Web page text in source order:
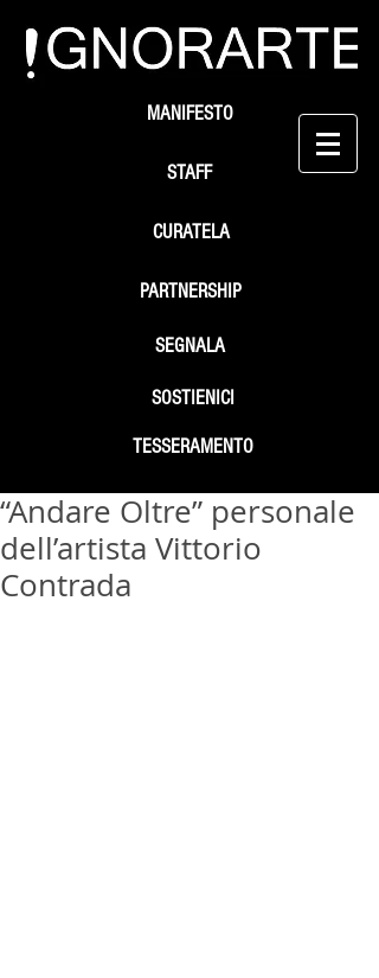
STAFF
SEGNALA
SOSTIENICI
MANIFESTO
PARTNERSHIP
TESSERAMENTO
CURATELA
“Andare Oltre” personale
dell’artista Vittorio
Contrada